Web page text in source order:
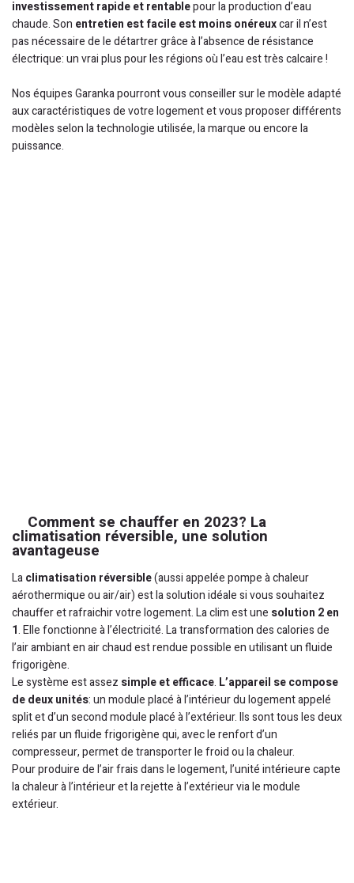
investissement rapide et rentablepour la production d’eau
chaude. Son entretien est facile est moins onéreuxcar il n’est
pas nécessaire de le détartrer grâce à l’absence de résistance
électrique: un vrai plus pour les régions où l’eau est très calcaire !
Nos équipes Garanka pourront vous conseiller sur le modèle adapté
aux caractéristiques de votre logement et vous proposer différents
modèles selon la technologie utilisée, la marque ou encore la
puissance.
Comment se chauffer en 2023? La
climatisation réversible, une solution
avantageuse
Laclimatisation réversible(aussi appelée pompe à chaleur
aérothermique ou air/air) est la solution idéale si vous souhaitez
chauffer et rafraichir votre logement. La clim est une solution 2 en
1. Elle fonctionne à l’électricité. La transformation des calories de
l’air ambiant en air chaud est rendue possible en utilisant un fluide
frigorigène.
Le système est assez simple et efficace. L’appareil se compose
de deux unités: un module placé à l’intérieur du logement appelé
split et d’un second module placé à l’extérieur. Ils sont tous les deux
reliés par un fluide frigorigène qui, avec le renfort d’un
compresseur, permet de transporter le froid ou la chaleur.
Pour produire de l’air frais dans le logement, l’unité intérieure capte
la chaleur à l’intérieur et la rejette à l’extérieur via le module
extérieur.